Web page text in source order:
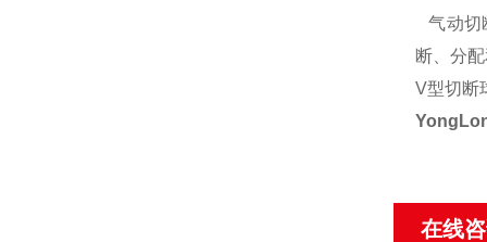
气动切
断、分
V型切断
在线